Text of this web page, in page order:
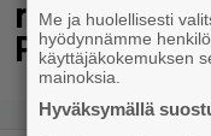
Me ja huolellisesti
hyödynnämme
käyttäjäkokemuksen
mainoksia.
Hyväksymällä